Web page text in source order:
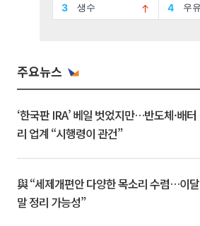
주요뉴스
‘한국판 IRA’ 베일 벗었지만…반도체·배터
리 업계 “시행령이 관건”
與 “세제개편안 다양한 목소리 수렴…이달
말 정리 가능성”